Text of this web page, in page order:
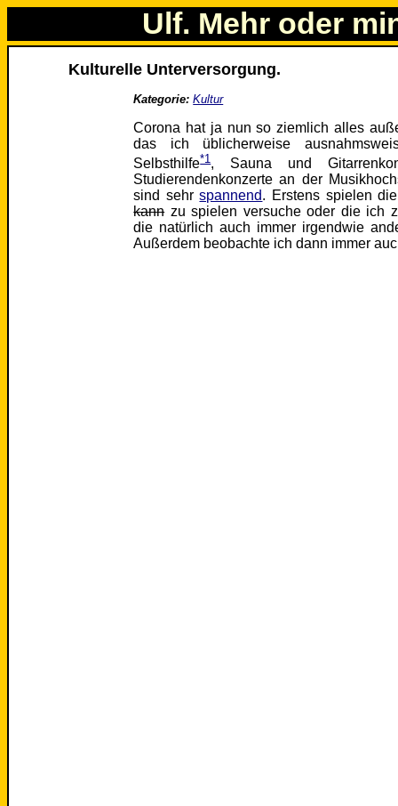
Ulf. Mehr oder
Kulturelle Unterversorgung.
Kategorie: Kultur
Corona hat ja nun so ziemlich alles
das ich üblicherweise
Selbsthilfe*1, Sauna und
Studierendenkonzerte an der
sind sehrspannend. Erstens spielen
kannzu spielen versuche oder die ich
die natürlich auch immer irgendwie
Außerdem beobachte ich dann immer